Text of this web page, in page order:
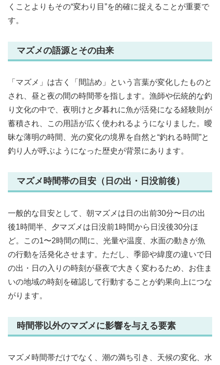
くことよりもその“変わり目”を的確に捉えることが重要で
す。
マズメの語源とその由来
「マズメ」は古く「間詰め」という言葉が変化したものと
され、昼と夜の間の時間帯を指します。漁師や伝統的な釣
り文化の中で、夜明けと夕暮れに魚が活発になる経験則が
蓄積され、この用語が広く使われるようになりました。曖
昧な薄明の時間、光の変化の境界を自然と“釣れる時間”と
釣り人が呼ぶようになった歴史が背景にあります。
マズメ時間帯の目安（日の出・日没前後）
一般的な目安として、朝マズメは日の出前30分〜日の出
後1時間半、夕マズメは日没前1時間から日没後30分ほ
ど。この1〜2時間の間に、光量や温度、水面の動きが魚
の行動を活発化させます。ただし、季節や緯度の違いで日
の出・日の入りの時刻が昼夜で大きく変わるため、お住ま
いの地域の時刻を確認して行動することが釣果向上につな
がります。
時間帯以外のマズメに影響を与える要素
マズメ時間帯だけでなく、潮の満ち引き、天候の変化、水